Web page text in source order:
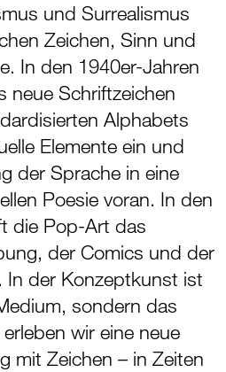
und Surrealismus
Zeichen, Sinn und
In den 1940er-Jahren
neue Schriftzeichen
Alphabets
Elemente ein und
der Sprache in eine
Poesie voran. In den
die Pop-Art das
der Comics und der
In der Konzeptkunst ist
sondern das
wir eine neue
mit Zeichen – in Zeiten